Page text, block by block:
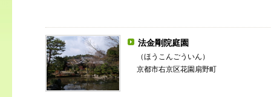
法金剛院庭園
（ほうこんごういん）
京都市右京区花園扇野町